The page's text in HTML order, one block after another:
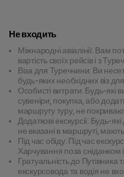
Не входить
Міжнародні авіалінії: Вам
вартість своїх рейсів і з
Віза для Туреччини: Ви
будь-яких необхідних віз для
Особисті витрати: Будь-які
сувеніри, покупка, або
маршруту туру, не
Додаткові екскурсії: Будь-
не вказані в маршруті,
Під час обіду: Під час
Харчування поза сніданком
Гратуальність до
екскурсовода та водія не